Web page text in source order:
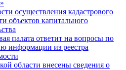
осуществления кадастрового
объектов капитального
палата ответит на вопросы по
информации из реестра
области внесены сведения о